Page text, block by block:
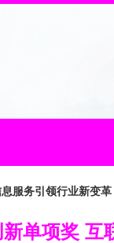
服务引领行业新变革
单项奖 互